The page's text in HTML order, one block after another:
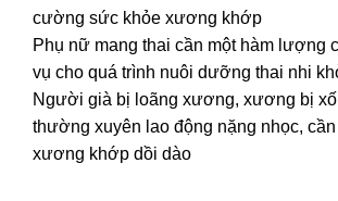
cường sức khỏe xương khớp
Phụ nữ mang thai cần một hàm lượng
vụ cho quá trình nuôi dưỡng thai nhi
Người già bị loãng xương, xương bị
thường xuyên lao động nặng nhọc,
xương khớp dồi dào